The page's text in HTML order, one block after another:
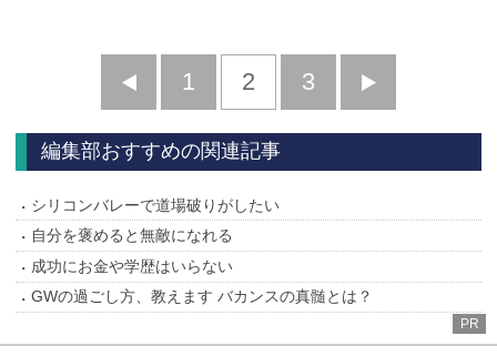
前
へ
1 2 3
へ
編集部おすすめの関連記事
シリコンバレーで道場破りがしたい
自分を褒めると無敵になれる
成功にお金や学歴はいらない
GWの過ごし方、教えます バカンスの真髄とは？
PR